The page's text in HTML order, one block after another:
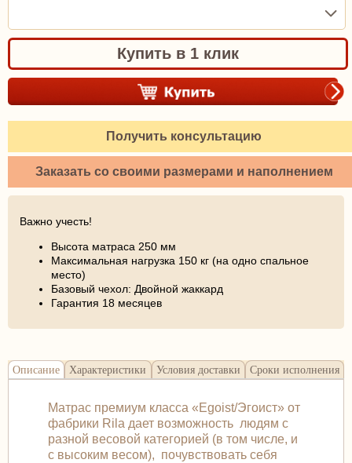
Купить в 1 клик
Получить консультацию
Заказать со своими размерами и наполнением
Важно учесть!
Высота матраса 250 мм
Максимальная нагрузка 150 кг (на одно спальное
место)
Базовый чехол: Двойной жаккард
Гарантия 18 месяцев
Описание Характеристики Условия доставки Сроки исполнения
Матрас премиум класса «Egoist/Эгоист» от
фабрики Rila дает возможность людям с
разной весовой категорией (в том числе, и
с высоким весом), почувствовать себя